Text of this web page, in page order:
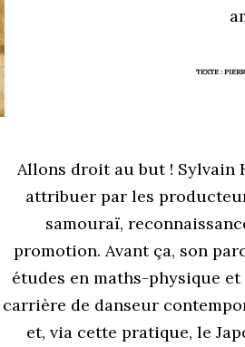
TEXTE :
Allons droit au but ! Sylvain
attribuer par les
samouraï,
promotion. Avant ça, son
études en maths-physique
carrière de danseur
et, via cette pratique, le